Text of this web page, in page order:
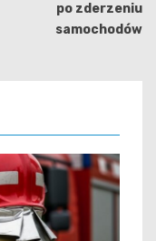
po zderzeniu
samochodów